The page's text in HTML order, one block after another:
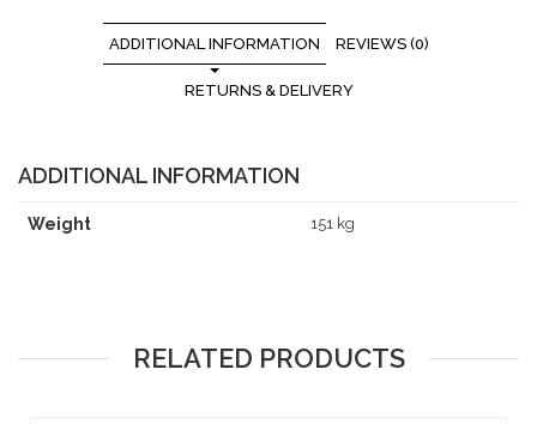
ADDITIONAL INFORMATION REVIEWS (0)
RETURNS & DELIVERY
ADDITIONAL INFORMATION
Weight 151 kg
RELATED PRODUCTS